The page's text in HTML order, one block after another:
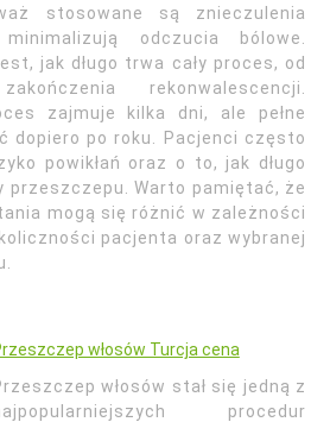
stosowane są znieczulenia
odczucia bólowe.
jak długo trwa cały proces, od
rekonwalescencji.
zajmuje kilka dni, ale pełne
dopiero po roku. Pacjenci często
powikłań oraz o to, jak długo
Warto pamiętać, że
mogą się różnić w zależności
pacjenta oraz wybranej
włosów Turcja cena
włosów stał się jedną z
procedur